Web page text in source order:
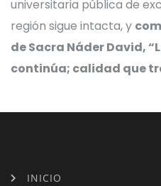
universitaria pública de
región sigue intacta, y
de Sacra Náder David,
continúa; calidad que
INICIO